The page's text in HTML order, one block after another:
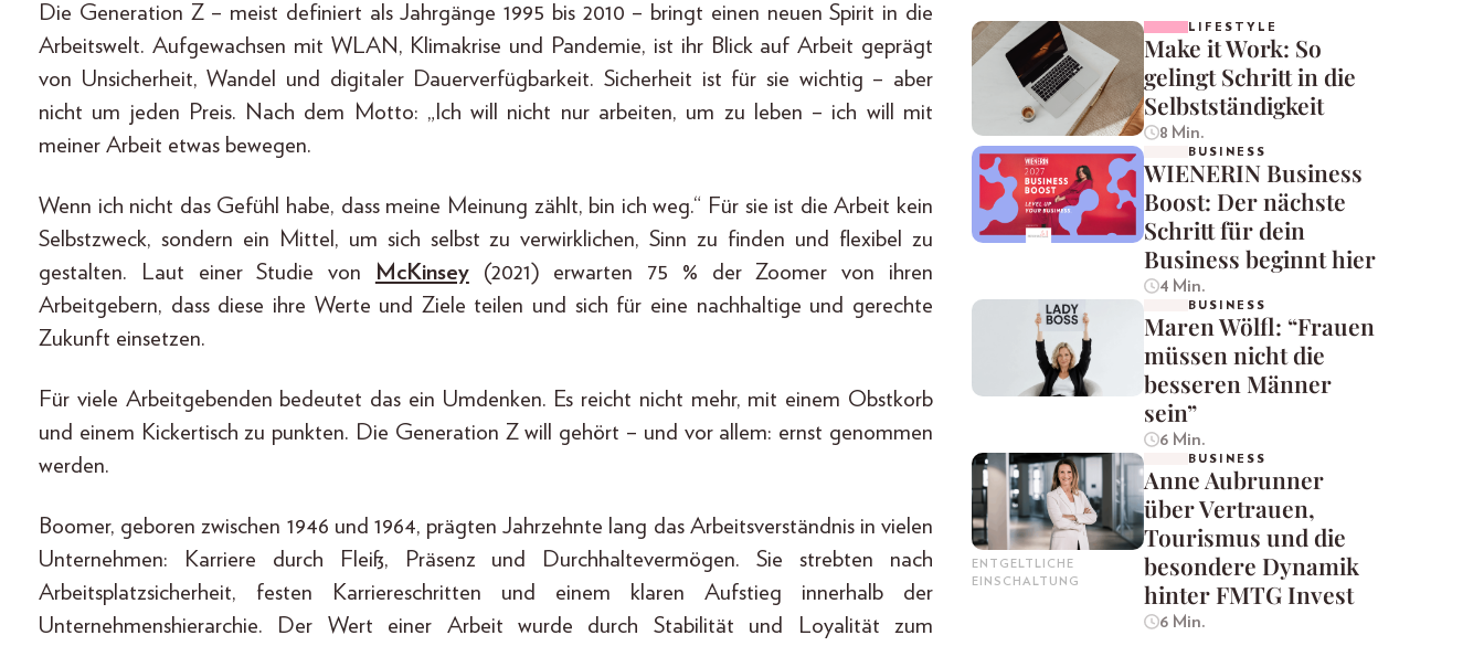
Die Generation Z – meist definiert als Jahrgänge 1995 bis 2010 – bringt einen neuen Spirit in die
Arbeitswelt. Aufgewachsen mit WLAN, Klimakrise und Pandemie, ist ihr Blick auf Arbeit geprägt
von Unsicherheit, Wandel und digitaler Dauerverfügbarkeit. Sicherheit ist für sie wichtig – aber
nicht um jeden Preis. Nach dem Motto: „Ich will nicht nur arbeiten, um zu leben – ich will mit
meiner Arbeit etwas bewegen.
Wenn ich nicht das Gefühl habe, dass meine Meinung zählt, bin ich weg.“ Für sie ist die Arbeit kein
Selbstzweck, sondern ein Mittel, um sich selbst zu verwirklichen, Sinn zu finden und flexibel zu
gestalten. Laut einer Studie von
McKinsey(2021) erwarten 75 % der Zoomer von ihren
Arbeitgebern, dass diese ihre Werte und Ziele teilen und sich für eine nachhaltige und gerechte
Zukunft einsetzen.
Für viele Arbeitgebenden bedeutet das ein Umdenken. Es reicht nicht mehr, mit einem Obstkorb
und einem Kickertisch zu punkten. Die Generation Z will gehört – und vor allem: ernst genommen
werden.
Boomer, geboren zwischen 1946 und 1964, prägten Jahrzehnte lang das Arbeitsverständnis in vielen
Unternehmen: Karriere durch Fleiß, Präsenz und Durchhaltevermögen. Sie strebten nach
Arbeitsplatzsicherheit, festen Karriereschritten und einem klaren Aufstieg innerhalb der
Unternehmenshierarchie. Der Wert einer Arbeit wurde durch Stabilität und Loyalität zum
LIFESTYLE
Make it Work: So
gelingt Schritt in die
Selbstständigkeit
8 Min.
BUSINESS
WIENERIN Business
Boost: Der nächste
Schritt für dein
Business beginnt hier
4 Min.
BUSINESS
Maren Wölfl: “Frauen
müssen nicht die
besseren Männer
sein”
6 Min.
ENTGELTLICHE
EINSCHALTUNG
BUSINESS
Anne Aubrunner
über Vertrauen,
Tourismus und die
besondere Dynamik
hinter FMTG Invest
6 Min.